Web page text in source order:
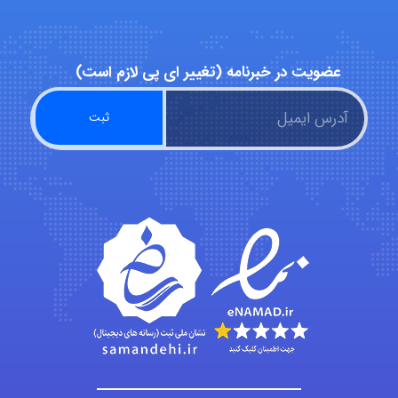
nima5534
arman.m
Hasan haghparast
shbnm72
Minoo1375
عضویت در خبرنامه (تغییر ای پی لازم است)